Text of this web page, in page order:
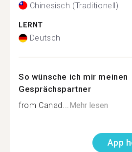
Chinesisch (Traditionell)
LERNT
Deutsch
So wünsche ich mir meinen
Gesprächspartner
from Canad...Mehr lesen
App